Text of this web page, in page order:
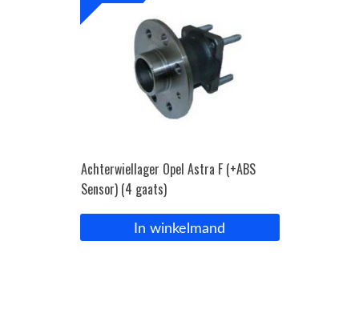
Achterwiellager Opel Astra F (+ABS
Sensor) (4 gaats)
In winkelmand